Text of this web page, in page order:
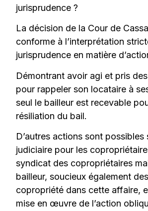
jurisprudence ?
La décision de la Cour de
conforme à l’interprétation
jurisprudence en matière
Démontrant avoir agi et pris
pour rappeler son locataire à
seul le bailleur est recevable
résiliation du bail.
D’autres actions sont possibles
judiciaire pour les
syndicat des copropriétaires
bailleur, soucieux également
copropriété dans cette affaire,
mise en œuvre de l’action